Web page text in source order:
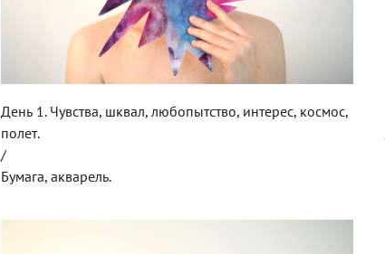
День 1. Чувства, шквал, любопытство, интерес, космос,
полет.
/
Бумага, акварель.